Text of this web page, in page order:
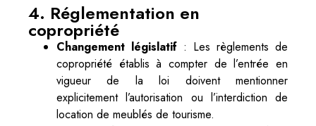
4. Réglementation en
copropriété
Changement législatif : Les règlements de
copropriété établis à compter de l’entrée en
vigueur de la loi doivent mentionner
explicitement l’autorisation ou l’interdiction de
location de meublés de tourisme.